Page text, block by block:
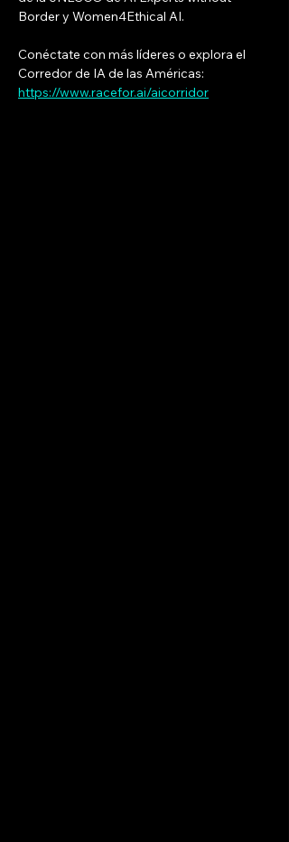
Border y Women4Ethical AI.
Conéctate con más líderes o explora el
Corredor de IA de las Américas:
https://www.racefor.ai/aicorridor